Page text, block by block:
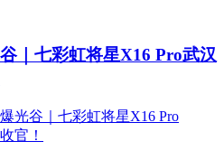
｜七彩虹将星X16 Pro武汉